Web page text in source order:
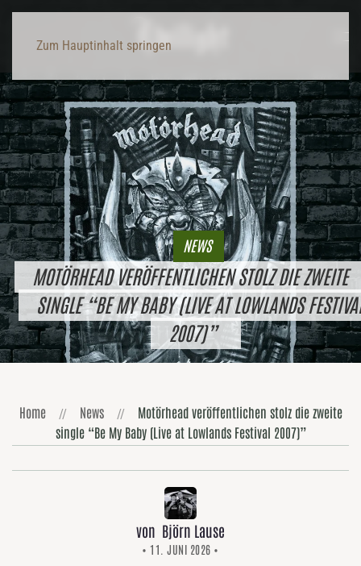
Zum Hauptinhalt springen
NEWS
MOTÖRHEAD VERÖFFENTLICHEN STOLZ DIE ZWEITE
SINGLE “BE MY BABY (LIVE AT LOWLANDS
2007)”
Home News
Motörhead veröffentlichen stolz die zweite
single “Be My Baby (Live at Lowlands Festival 2007)”
von Björn Lause
• 11. JUNI 2026 •